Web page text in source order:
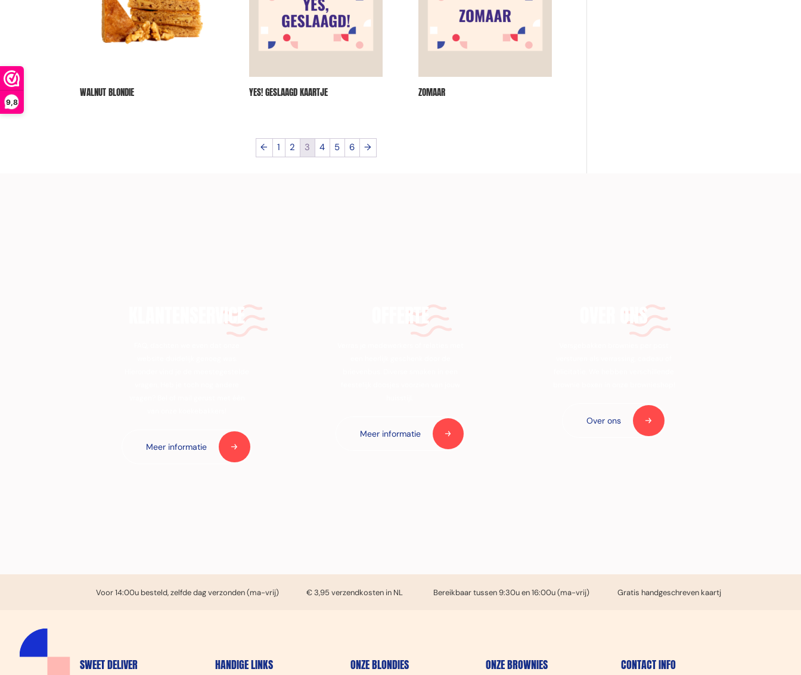
9,8
WALNUT BLONDIE YES! GESLAAGD KAARTJE ZOMAAR
← 1 2 3 4 5 6 →
KLANTENSERVICE
Meer informatie
OFFERTE
Meer informatie
OVER ONS
Over ons
Voor 14:00u besteld, zelfde dag verzonden (ma-vrij) € 3,95 verzendkosten in NL Bereikbaar tussen 9:30u en 16:00u (ma-vrij) Gratis handgeschreven kaartje
SWEET DELIVER HANDIGE LINKS ONZE BLONDIES ONZE BROWNIES CONTACT INFO